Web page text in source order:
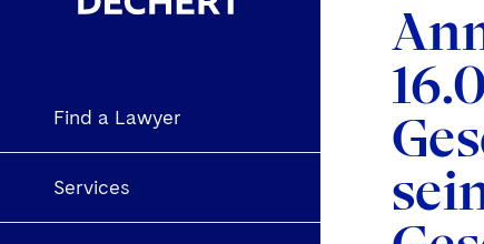
Find a Lawyer
Services